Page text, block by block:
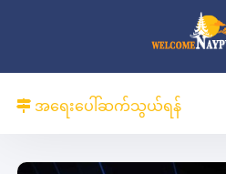
အရေးပေါ်ဆက်သွယ်ရန်